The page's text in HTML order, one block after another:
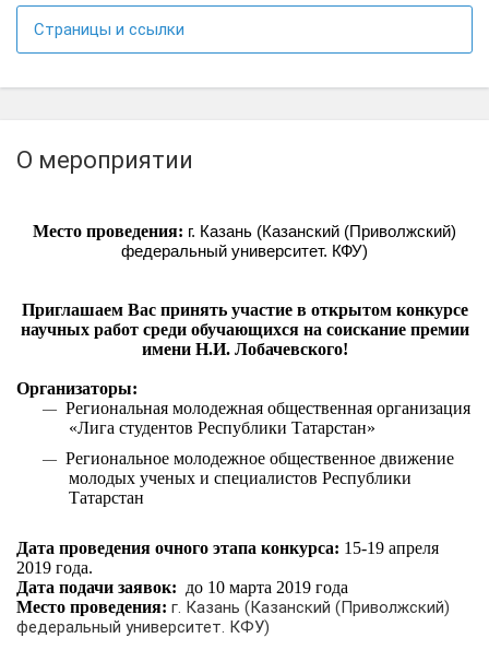
Страницы и ссылки
О мероприятии
Место проведения: г. Казань (Казанский (Приволжский)
федеральный университет. КФУ)
Приглашаем Вас принять участие в открытом конкурсе
научных работ среди обучающихся на соискание премии
имени Н.И. Лобачевского!
Организаторы:
— Региональная молодежная общественная организация
«Лига студентов Республики Татарстан»
— Региональное молодежное общественное движение
молодых ученых и специалистов Республики
Татарстан
Дата проведения очного этапа конкурса: 15-19 апреля
2019 года.
Дата подачи заявок: до 10 марта 2019 года
Место проведения: г. Казань (Казанский (Приволжский)
федеральный университет. КФУ)